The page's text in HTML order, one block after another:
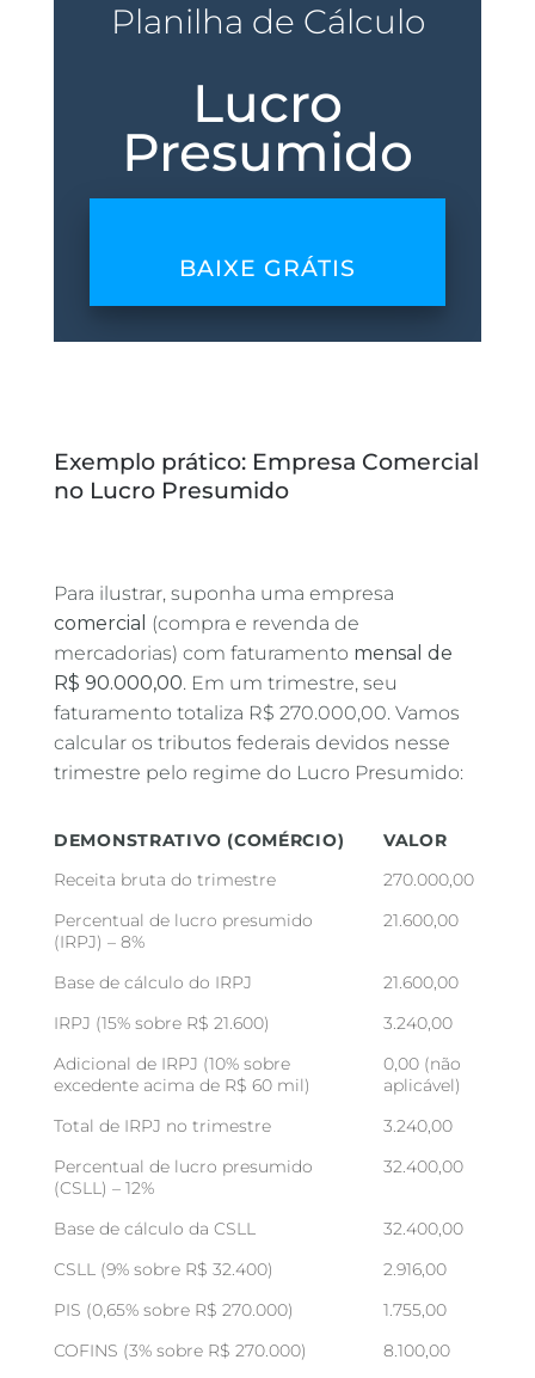
Planilha de Cálculo
Lucro
Presumido
BAIXE GRÁTIS
Exemplo prático: Empresa Comercial
no Lucro Presumido
Para ilustrar, suponha uma empresa
comercial (compra e revenda de
mercadorias) com faturamento mensal de
R$ 90.000,00. Em um trimestre, seu
faturamento totaliza R$ 270.000,00. Vamos
calcular os tributos federais devidos nesse
trimestre pelo regime do Lucro Presumido:
DEMONSTRATIVO (COMÉRCIO)
VALOR
Receita bruta do trimestre
270.000,00
Percentual de lucro presumido
(IRPJ) – 8%
21.600,00
Base de cálculo do IRPJ
21.600,00
IRPJ (15% sobre R$ 21.600)
3.240,00
Adicional de IRPJ (10% sobre
excedente acima de R$ 60 mil)
0,00 (não
aplicável)
Total de IRPJ no trimestre
3.240,00
Percentual de lucro presumido
(CSLL) – 12%
32.400,00
Base de cálculo da CSLL
32.400,00
CSLL (9% sobre R$ 32.400)
2.916,00
PIS (0,65% sobre R$ 270.000)
1.755,00
COFINS (3% sobre R$ 270.000)
8.100,00